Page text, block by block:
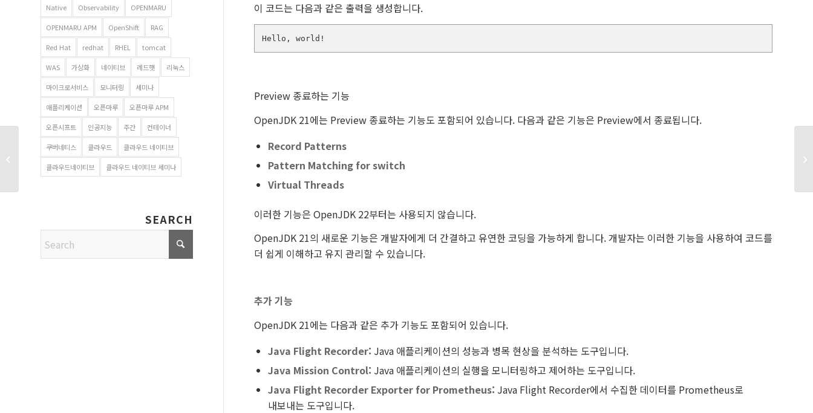
이 코드는 다음과 같은 출력을 생성합니다.
Hello, world!
Preview 종료하는 기능
OpenJDK 21에는 Preview 종료하는 기능도 포함되어 있습니다. 다음과 같은 기능은 Preview에서 종료됩니다.
Record Patterns
Pattern Matching for switch
Virtual Threads
이러한 기능은 OpenJDK 22부터는 사용되지 않습니다.
OpenJDK 21의 새로운 기능은 개발자에게 더 간결하고 유연한 코딩을 가능하게 합니다. 개발자는 이러한 기능을 사용하여 코드를
더 쉽게 이해하고 유지 관리할 수 있습니다.
추가 기능
OpenJDK 21에는 다음과 같은 추가 기능도 포함되어 있습니다.
Java Flight Recorder: Java 애플리케이션의 성능과 병목 현상을 분석하는 도구입니다.
Java Mission Control: Java 애플리케이션의 실행을 모니터링하고 제어하는 도구입니다.
Java Flight Recorder Exporter for Prometheus: Java Flight Recorder에서 수집한 데이터를 Prometheus로
내보내는 도구입니다.
Native Observability OPENMARU
OPENMARU APM OpenShift RAG
Red Hat redhat RHEL tomcat
WAS 가상화 네이티브 레드햇 리눅스
마이크로서비스 모니터링 세미나
애플리케이션 오픈마루 오픈마루 APM
오픈시프트 인공지능 주간 컨테이너
쿠버네티스 클라우드 클라우드 네이티브
클라우드네이티브 클라우드 네이티브 세미나
SEARCH
경기 수원 공공기관을
위한 찾아가는 클라우드
네이티브...